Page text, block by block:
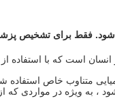
فقط برای تشخیص
به ویژه در مواردی که از